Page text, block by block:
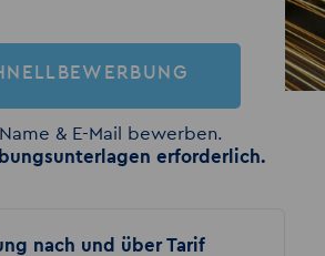
& E-Mail bewerben.
erforderlich.
nach und über Tarif